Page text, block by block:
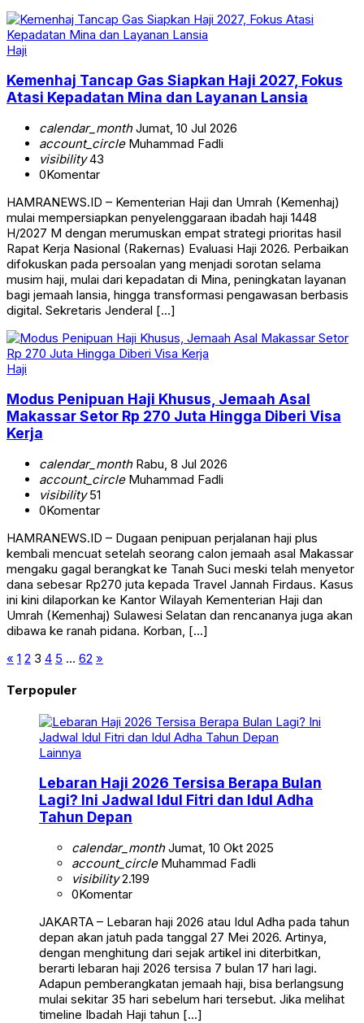
Haji
Kemenhaj Tancap Gas Siapkan Haji 2027, Fokus
Atasi Kepadatan Mina dan Layanan Lansia
calendar_monthJumat, 10 Jul 2026
account_circleMuhammad Fadli
visibility43
0Komentar
HAMRANEWS.ID – Kementerian Haji dan Umrah (Kemenhaj)
mulai mempersiapkan penyelenggaraan ibadah haji 1448
H/2027 M dengan merumuskan empat strategi prioritas hasil
Rapat Kerja Nasional (Rakernas) Evaluasi Haji 2026. Perbaikan
difokuskan pada persoalan yang menjadi sorotan selama
musim haji, mulai dari kepadatan di Mina, peningkatan layanan
bagi jemaah lansia, hingga transformasi pengawasan berbasis
digital. Sekretaris Jenderal […]
Haji
Modus Penipuan Haji Khusus, Jemaah Asal
Makassar Setor Rp 270 Juta Hingga Diberi Visa
Kerja
calendar_monthRabu, 8 Jul 2026
account_circleMuhammad Fadli
visibility51
0Komentar
HAMRANEWS.ID – Dugaan penipuan perjalanan haji plus
kembali mencuat setelah seorang calon jemaah asal Makassar
mengaku gagal berangkat ke Tanah Suci meski telah menyetor
dana sebesar Rp270 juta kepada Travel Jannah Firdaus. Kasus
ini kini dilaporkan ke Kantor Wilayah Kementerian Haji dan
Umrah (Kemenhaj) Sulawesi Selatan dan rencananya juga akan
dibawa ke ranah pidana. Korban, […]
« 1 2 3 4 5 … 62 »
Terpopuler
Lainnya
Lebaran Haji 2026 Tersisa Berapa Bulan
Lagi? Ini Jadwal Idul Fitri dan Idul Adha
Tahun Depan
calendar_monthJumat, 10 Okt 2025
account_circleMuhammad Fadli
visibility2.199
0Komentar
JAKARTA – Lebaran haji 2026 atau Idul Adha pada tahun
depan akan jatuh pada tanggal 27 Mei 2026. Artinya,
dengan menghitung dari sejak artikel ini diterbitkan,
berarti lebaran haji 2026 tersisa 7 bulan 17 hari lagi.
Adapun pemberangkatan jemaah haji, bisa berlangsung
mulai sekitar 35 hari sebelum hari tersebut. Jika melihat
timeline Ibadah Haji tahun […]